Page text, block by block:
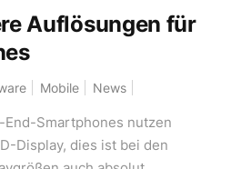
Auflösungen für
Mobile News
Smartphones nutzen
Display, dies ist bei den